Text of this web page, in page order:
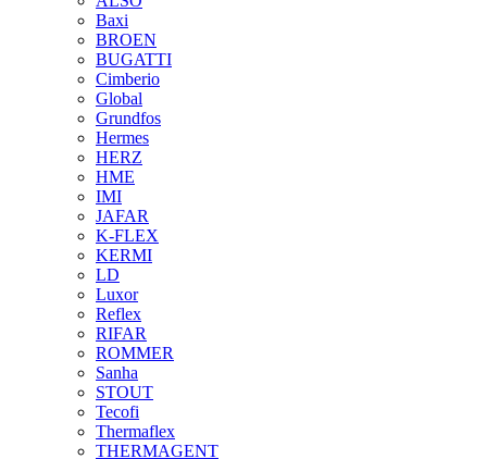
Baxi
BROEN
BUGATTI
Cimberio
Global
Grundfos
Hermes
HERZ
HME
IMI
JAFAR
K-FLEX
KERMI
LD
Luxor
Reflex
RIFAR
ROMMER
Sanha
STOUT
Tecofi
Thermaflex
THERMAGENT